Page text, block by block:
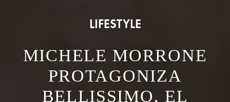
LIFESTYLE
MICHELE MORRONE
PROTAGONIZA
BELLISSIMO, EL